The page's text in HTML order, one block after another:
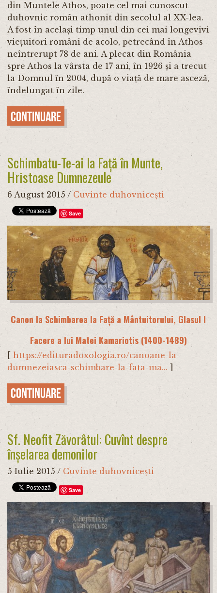
din Muntele Athos, poate cel mai cunoscut
duhovnic român athonit din secolul al XX-lea.
A fost în același timp unul din cei mai longevivi
viețuitori români de acolo, petrecând în Athos
neîntrerupt 78 de ani. A plecat din România
spre Athos la vârsta de 17 ani, în 1926 și a trecut
la Domnul în 2004, după o viață de mare asceză,
îndelungat în zile.
Continuare
Schimbatu-Te-ai la Față în Munte,
Hristoase Dumnezeule
6 August 2015 / Cuvinte duhovnicești
Save
Canon la Schimbarea la Față a Mântuitorului, Glasul I
Facere a lui Matei Kamariotis (1400-1489)
[ https://edituradoxologia.ro/canoane-la-
dumnezeiasca-schimbare-la-fata-ma... ]
Continuare
Sf. Neofit Zăvorâtul: Cuvînt despre
înșelarea demonilor
5 Iulie 2015 / Cuvinte duhovnicești
Save